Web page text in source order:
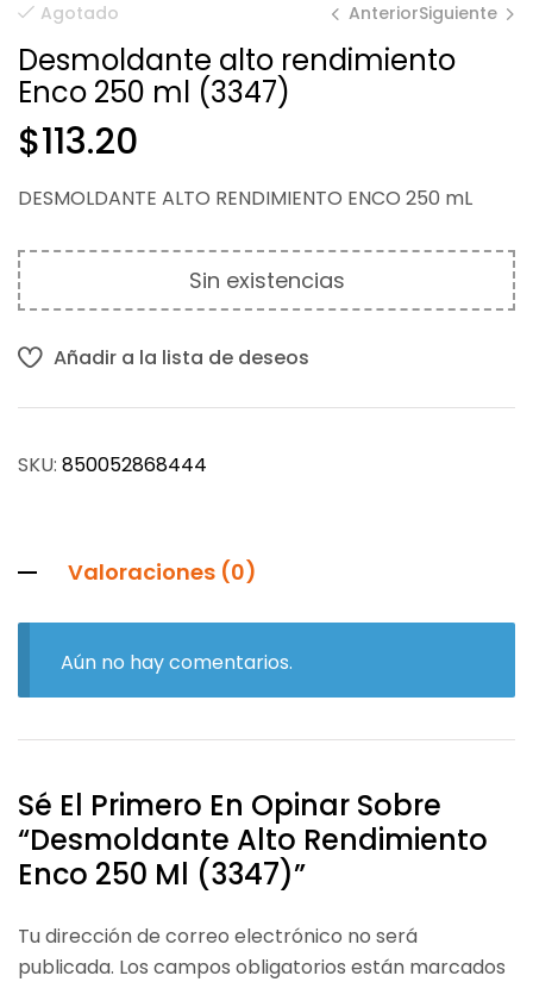
Agotado AnteriorSiguiente
Desmoldante alto rendimiento
Enco 250 ml (3347)
$113.20
DESMOLDANTE ALTO RENDIMIENTO ENCO 250 mL
Sin existencias
Añadir a la lista de deseos
SKU: 850052868444
Valoraciones (0)
Aún no hay comentarios.
Sé El Primero En Opinar Sobre
“Desmoldante Alto Rendimiento
Enco 250 Ml (3347)”
Tu dirección de correo electrónico no será
publicada. Los campos obligatorios están marcados